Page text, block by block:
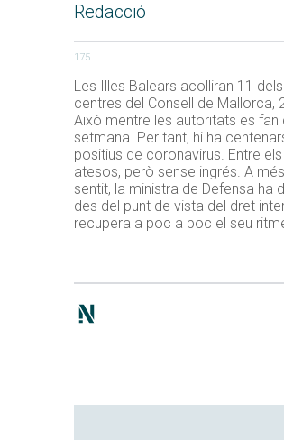
Redacció
175
Les Illes Balears acolliran 11
centres del Consell de Mallorca,
Això mentre les autoritats es fan
setmana. Per tant, hi ha
positius de coronavirus. Entre
atesos, però sense ingrés. A
sentit, la ministra de Defensa
des del punt de vista del dret
recupera a poc a poc el seu